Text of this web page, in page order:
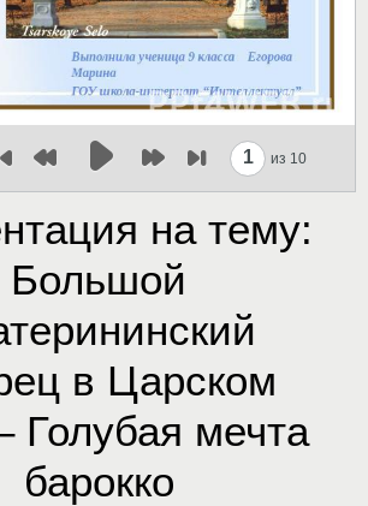
1 из 10
на тему:
Большой
в Царском
Голубая мечта
барокко